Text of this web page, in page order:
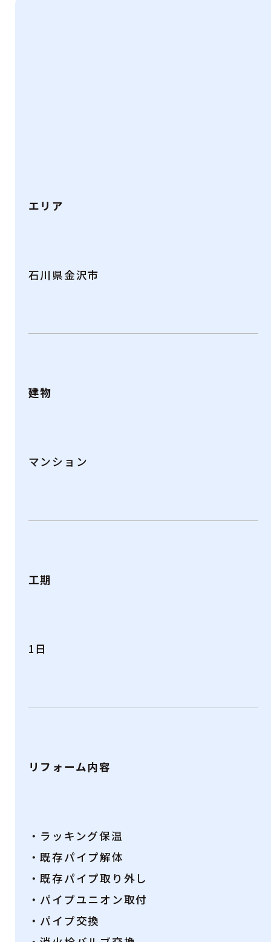
エリア
石川県金沢市
建物
マンション
工期
1日
リフォーム内容
・ラッキング保温
・既存パイプ解体
・既存パイプ取り外し
・パイプユニオン取付
・パイプ交換